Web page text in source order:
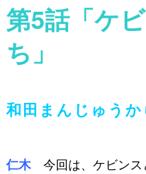
第5話「ケ
ち」
和田まんじゅう
仁木今回は、ケビンス